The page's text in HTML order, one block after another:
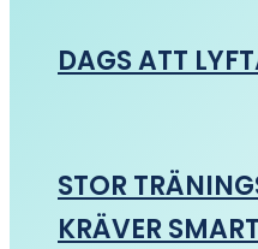
DAGS ATT
STOR
KRÄVER